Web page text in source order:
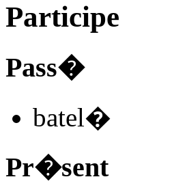
Participe
Pass�
batel�
Pr�sent